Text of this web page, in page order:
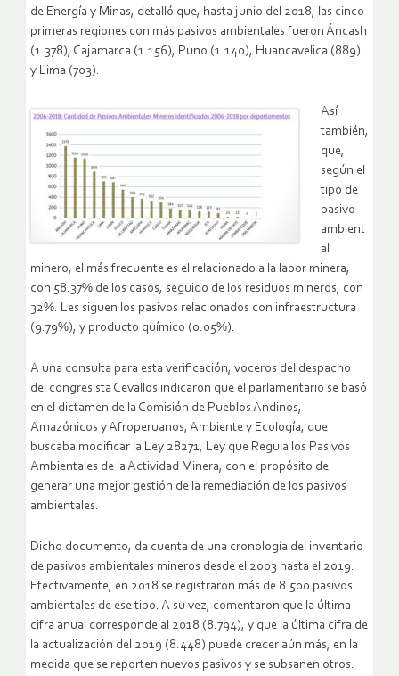
de Energía y Minas, detalló que, hasta junio del 2018, las cinco
primeras regiones con más pasivos ambientales fueron Áncash
(1.378), Cajamarca (1.156), Puno (1.140), Huancavelica (889)
y Lima (703).
Así
también,
que,
según el
tipo de
pasivo
ambient
al
minero, el más frecuente es el relacionado a la labor minera,
con 58.37% de los casos, seguido de los residuos mineros, con
32%. Les siguen los pasivos relacionados con infraestructura
(9.79%), y producto químico (0.05%).
A una consulta para esta verificación, voceros del despacho
del congresista Cevallos indicaron que el parlamentario se basó
en el dictamen de la Comisión de Pueblos Andinos,
Amazónicos y Afroperuanos, Ambiente y Ecología, que
buscaba modificar la Ley 28271, Ley que Regula los Pasivos
Ambientales de la Actividad Minera, con el propósito de
generar una mejor gestión de la remediación de los pasivos
ambientales.
Dicho documento, da cuenta de una cronología del inventario
de pasivos ambientales mineros desde el 2003 hasta el 2019.
Efectivamente, en 2018 se registraron más de 8.500 pasivos
ambientales de ese tipo. A su vez, comentaron que la última
cifra anual corresponde al 2018 (8.794), y que la última cifra de
la actualización del 2019 (8.448) puede crecer aún más, en la
medida que se reporten nuevos pasivos y se subsanen otros.